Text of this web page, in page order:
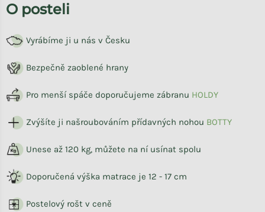
O posteli
Vyrábíme ji u nás v Česku
Bezpečně zaoblené hrany
Pro menší spáče doporučujeme zábranu HOLDY
Zvýšíte ji našroubováním přídavných nohou BOTTY
Unese až 120 kg, můžete na ní usínat spolu
Doporučená výška matrace je 12 - 17 cm
Postelový rošt v ceně